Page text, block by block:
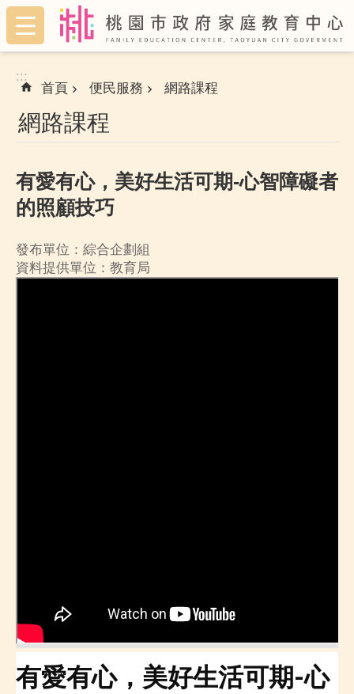
跳到主要內容區塊
:::
:::
首頁 便民服務 網路課程
網路課程
有愛有心，美好生活可期-心智障礙者
的照顧技巧
發布單位：綜合企劃組
資料提供單位：教育局
有愛有心，美好生活可期-心